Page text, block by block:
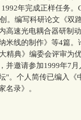
年完成正样任务
。编写科研论文《双
高速光电耦合器研制
米线的制作》等4篇。
精典》编委会评审为
并邀请参加1999年7
"。个人简传已编入《
名录》。